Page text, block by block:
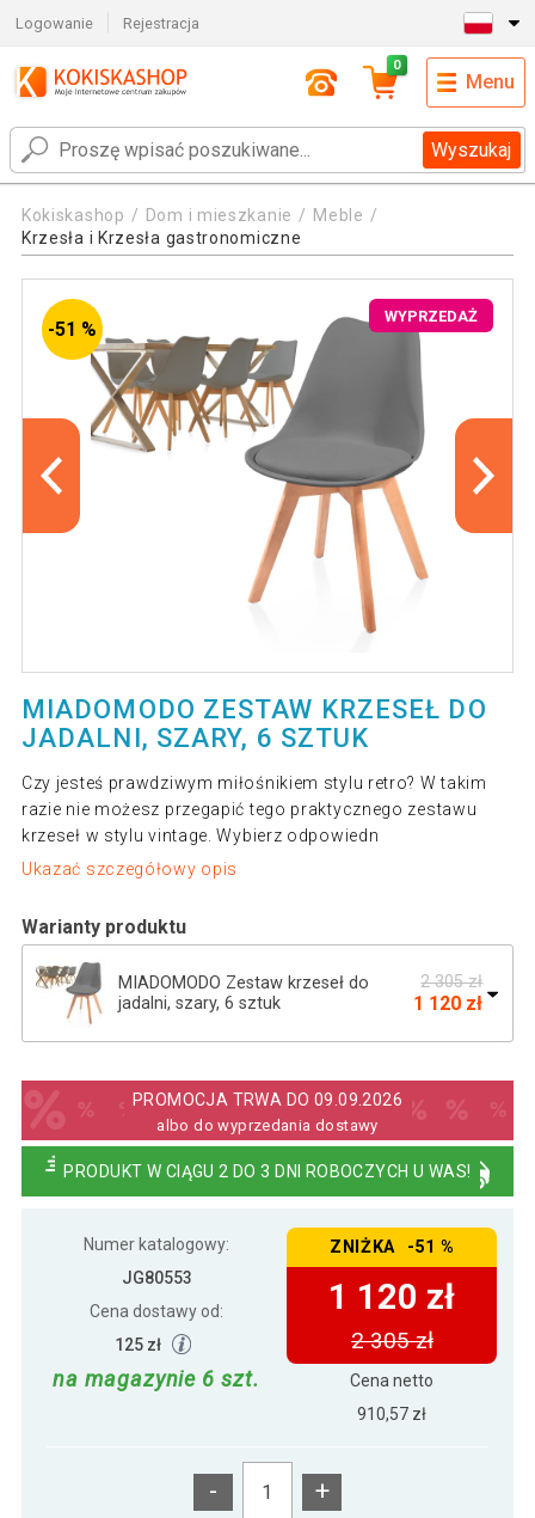
Logowanie Rejestracja
Wyszukaj
0
Menu
Kokiskashop Dom i mieszkanie
Meble
Krzesła i Krzesła gastronomiczne
-51 %
WYPRZEDAŻ
MIADOMODO ZESTAW KRZESEŁ DO
JADALNI, SZARY, 6 SZTUK
Czy jesteś prawdziwym miłośnikiem stylu retro? W takim
razie nie możesz przegapić tego praktycznego zestawu
krzeseł w stylu vintage. Wybierz odpowiedn
Ukazać szczegółowy opis
Warianty produktu
MIADOMODO Zestaw krzeseł do
jadalni, szary, 6 sztuk
2 305 zł
1 120 zł
biały, 6 sztuk
1 120 zł
czarny, 6 sztuk
1 120 zł
PROMOCJA TRWA DO 09.09.2026
albo do wyprzedania dostawy
PRODUKT W CIĄGU 2 DO 3 DNI ROBOCZYCH U WAS!
Numer katalogowy:
JG80553
Cena dostawy od:
125 zł
na magazynie 6 szt.
ZNIŻKA -51 %
1 120 zł
2 305 zł
Cena netto
910,57 zł
- +